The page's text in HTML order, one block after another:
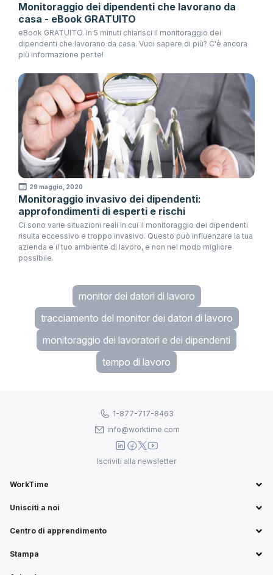
Monitoraggio dei dipendenti che lavorano da
casa - eBook GRATUITO
eBook GRATUITO. In 5 minuti chiarisci il monitoraggio dei
dipendenti che lavorano da casa. Vuoi sapere di più? C'è ancora
più informazione per te!
29 maggio, 2020
Monitoraggio invasivo dei dipendenti:
approfondimenti di esperti e rischi
Ci sono varie situazioni reali in cui il monitoraggio dei dipendenti
risulta eccessivo e troppo invasivo. Questo può influenzare la tua
azienda e il tuo ambiente di lavoro, e non nel modo migliore
possibile.
monitor dei datori di lavoro
tracciamento del monitor dei datori di lavoro
monitoraggio dei lavoratori e dei dipendenti
tempo di lavoro
WorkTime
Unisciti a noi
Centro di apprendimento
Stampa
1-877-717-8463
info@worktime.com
Iscriviti alla newsletter